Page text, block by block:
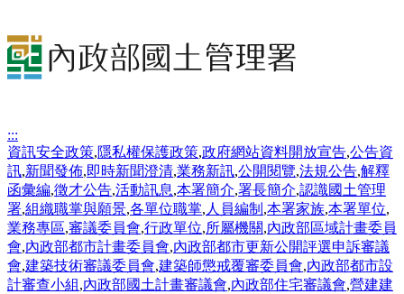
:::
資訊安全政策,隱私權保護政策,政府網站資料開放宣告,公告資
訊,新聞發佈,即時新聞澄清,業務新訊,公開閱覽,法規公告,解釋
函彙編,徵才公告,活動訊息,本署簡介,署長簡介,認識國土管理
署,組織職掌與願景,各單位職掌, 人員編制 ,本署家族,本署單位,
業務專區,審議委員會,行政單位,所屬機關,內政部區域計畫委員
會,內政部都市計畫委員會,內政部都市更新公開評選申訴審議
會,建築技術審議委員會,建築師懲戒覆審委員會,內政部都市設
計審查小組,內政部國土計畫審議會,內政部住宅審議會,營建建